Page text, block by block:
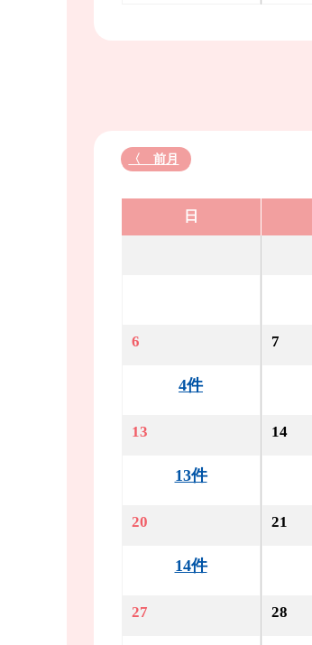
〈 前月
日
6
4件
7
13
13件
14
20
14件
21
27 28